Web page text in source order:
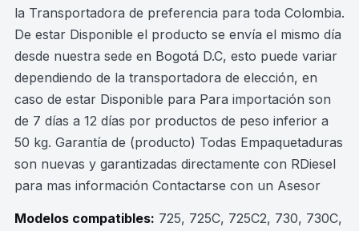
la Transportadora de preferencia para toda Colombia.
De estar Disponible el producto se envía el mismo día
desde nuestra sede en Bogotá D.C, esto puede variar
dependiendo de la transportadora de elección, en
caso de estar Disponible para Para importación son
de 7 días a 12 días por productos de peso inferior a
50 kg. Garantía de (producto) Todas Empaquetaduras
son nuevas y garantizadas directamente con RDiesel
para mas información Contactarse con un Asesor
Modelos compatibles: 725, 725C, 725C2, 730, 730C,